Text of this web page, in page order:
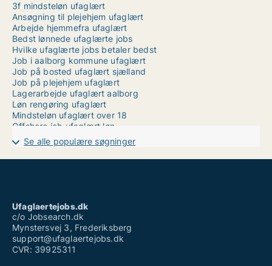
3f mindsteløn ufaglært
Ansøgning til plejehjem ufaglært
Arbejde hjemmefra ufaglært
Bedst lønnede ufaglærte jobs
Hvilke ufaglærte jobs betaler bedst
Job i aalborg kommune ufaglært
Job på bosted ufaglært sjælland
Job på plejehjem ufaglært
Lagerarbejde ufaglært aalborg
Løn rengøring ufaglært
Mindsteløn ufaglært over 18
Offshore job ufaglært løn
Ufaglært arbejde århus
Ufaglært deltidsjob københavn
Ufaglært job herlev
Ufaglært pædagogmedhjælper
Ufaglært sosu hjælper
Se alle populære søgninger
Ufaglaertejobs.dk
c/o Jobsearch.dk
Mynstersvej 3, Frederiksberg
support@ufaglaertejobs.dk
CVR: 39925311